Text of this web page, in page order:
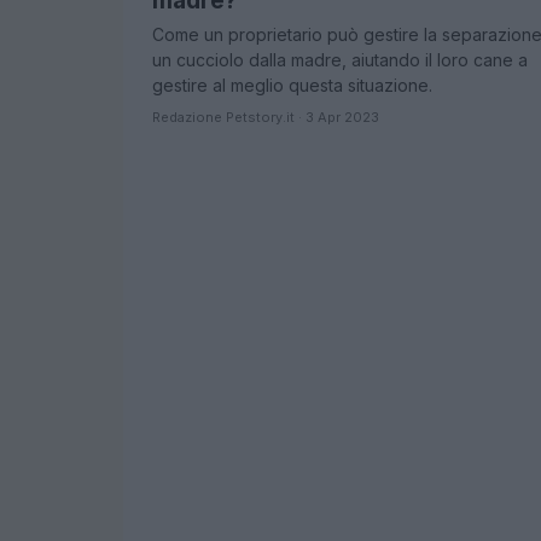
Come un proprietario può gestire la
un cucciolo dalla madre, aiutando il loro cane a
gestire al meglio questa situazione.
Redazione Petstory.it · 3 Apr 2023